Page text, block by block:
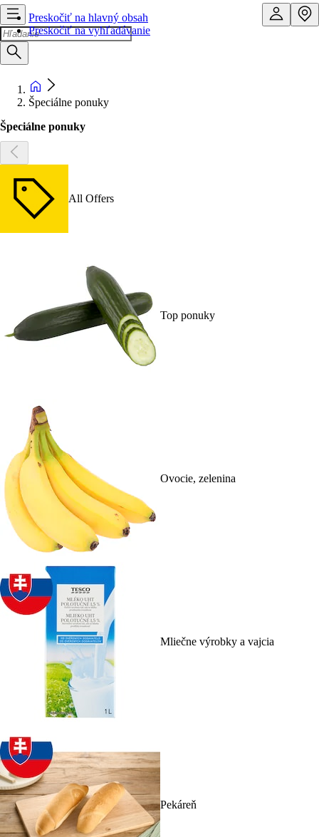
Preskočiť na hlavný obsah
Preskočiť na vyhľadávanie
Špeciálne ponuky
Špeciálne ponuky
All Offers
Top ponuky
Ovocie, zelenina
Mliečne výrobky a vajcia
Pekáreň